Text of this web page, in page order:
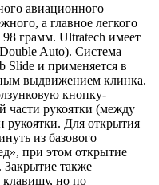
авиационного
а главное легкого
98 грамм. Ultratech имеет
Auto). Система
Slide и применяется в
выдвижением клинка.
кнопку-
части рукоятки (между
рукоятки. Для открытия
из базового
при этом открытие
Закрытие также
клавишу, но по